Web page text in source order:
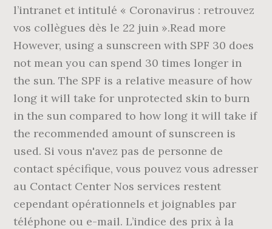
l’intranet et intitulé « Coronavirus : retrouvez
vos collègues dès le 22 juin ».Read more
However, using a sunscreen with SPF 30 does
not mean you can spend 30 times longer in
the sun. The SPF is a relative measure of how
long it will take for unprotected skin to burn
in the sun compared to how long it will take if
the recommended amount of sunscreen is
used. Si vous n'avez pas de personne de
contact spécifique, vous pouvez vous adresser
au Contact Center Nos services restent
cependant opérationnels et joignables par
téléphone ou e-mail. L’indice des prix à la